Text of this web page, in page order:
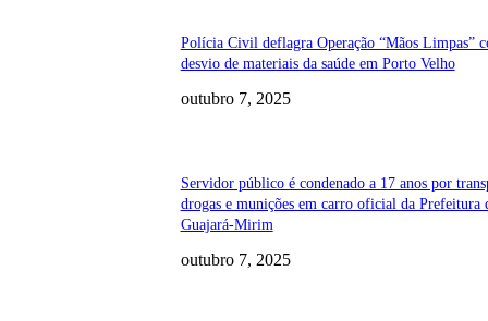
Polícia Civil deflagra Operação “Mãos Limpas”
desvio de materiais da saúde em Porto Velho
outubro 7, 2025
Servidor público é condenado a 17 anos por
drogas e munições em carro oficial da Prefeitura
Guajará-Mirim
outubro 7, 2025